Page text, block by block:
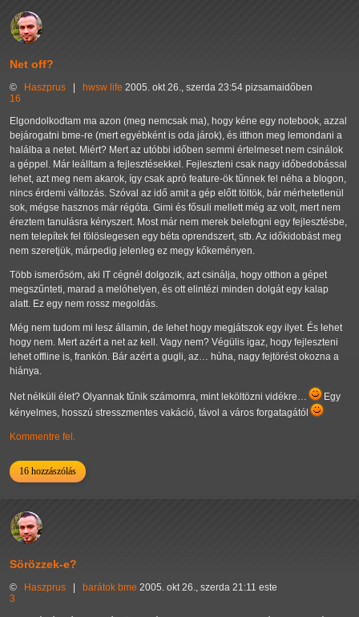
Net off?
© Haszprus | hwsw life 2005. okt 26., szerda 23:54 pizsamaidőben
16
Elgondolkodtam ma azon (meg nemcsak ma), hogy kéne egy notebook, azzal
bejárogatni bme-re (mert egyébként is oda járok), és itthon meg lemondani a
halálba a netet. Miért? Mert az utóbbi időben semmi értelmeset nem csinálok
a géppel. Már leálltam a fejlesztésekkel. Fejleszteni csak nagy időbedobással
lehet, azt meg nem akarok, így csak apró feature-ök tűnnek fel néha a blogon,
nincs érdemi változás. Szóval az idő amit a gép előtt töltök, bár mérhetetlenül
sok, mégse hasznos már régóta. Gimi és fősuli mellett még az volt, mert nem
éreztem tanulásra kényszert. Most már nem merek belefogni egy fejlesztésbe,
nem telepítek fel fölöslegesen egy béta oprendszert, stb. Az időkidobást meg
nem szeretjük, márpedig jelenleg ez megy kőkeményen.
Több ismerősöm, aki IT cégnél dolgozik, azt csinálja, hogy otthon a gépet
megszűnteti, marad a melóhelyen, és ott elintézi minden dolgát egy kalap
alatt. Ez egy nem rossz megoldás.
Még nem tudom mi lesz államin, de lehet hogy megjátszok egy ilyet. És lehet
hogy nem. Mert azért a net az kell. Vagy nem? Végülis igaz, hogy fejleszteni
lehet offline is, frankón. Bár azért a gugli, az… húha, nagy fejtörést okozna a
hiánya.
Net nélküli élet? Olyannak tűnik számomra, mint leköltözni vidékre…
Egy
kényelmes, hosszú stresszmentes vakáció, távol a város forgatagától
Kommentre fel.
16 hozzászólás
Sörözzek-e?
© Haszprus barátok bme 2005. okt 26., szerda 21:11 este
3